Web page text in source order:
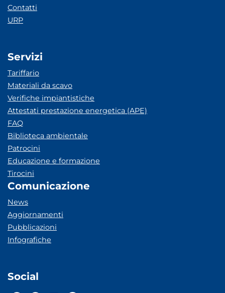
Contatti
URP
Servizi
Tariffario
Materiali da scavo
Verifiche impiantistiche
Attestati prestazione energetica (APE)
FAQ
Biblioteca ambientale
Patrocini
Educazione e formazione
Tirocini
Comunicazione
News
Aggiornamenti
Pubblicazioni
Infografiche
Social